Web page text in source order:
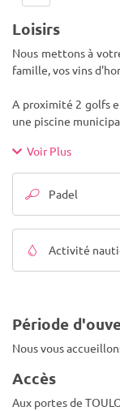
Loisirs
Nous mettons à
famille, vos vins
A proximité 2 golfs
une piscine
Voir Plus
Padel
Activité
Période
Nous vous
Accès
Aux portes de